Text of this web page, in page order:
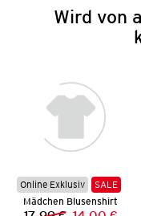
Wird von
Online Exklusiv
SALE
Mädchen Blusenshirt